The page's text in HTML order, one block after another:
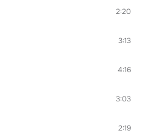
2:20
3:13
4:16
3:03
2:19